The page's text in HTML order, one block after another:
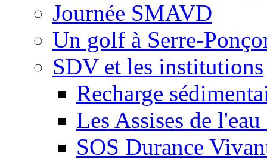
Journée SMAVD
Un golf à Serre-
SDV et les institutions
Recharge
Les Assises de
SOS Durance